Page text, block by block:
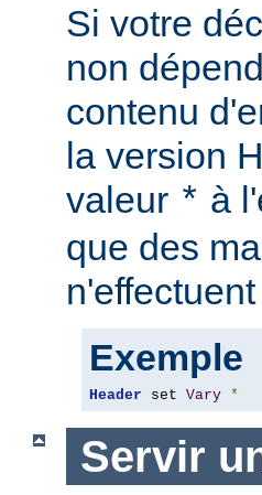
Si votre
non
contenu
la version
valeur * à
que des
Exemple
Header set Vary *
Servir